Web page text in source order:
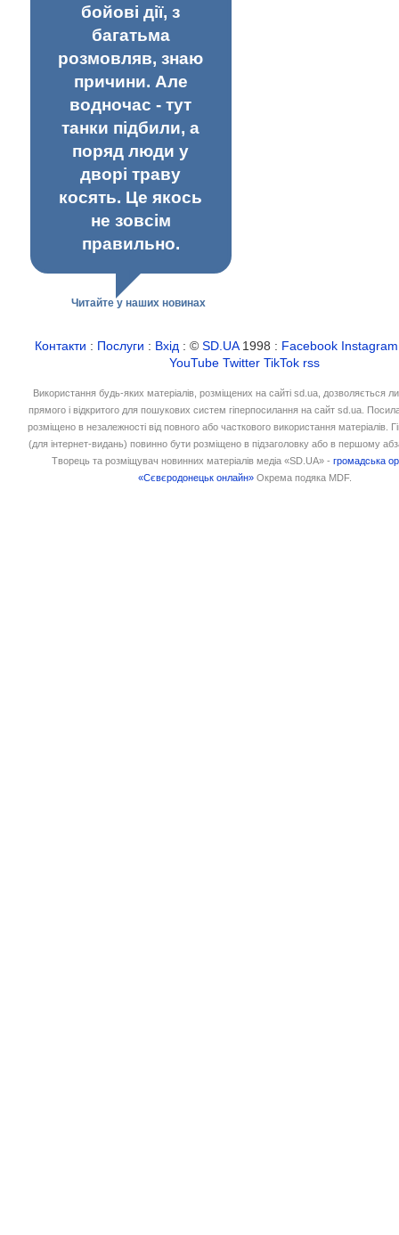
бойові дії, з
багатьма
розмовляв, знаю
причини. Але
водночас - тут
танки підбили, а
поряд люди у
дворі траву
косять. Це якось
не зовсім
правильно.
Читайте у наших новинах
Контакти : Послуги : Вхід : ©SD.UA1998 : Facebook Instagram
YouTube Twitter TikTok rss
Використання будь-яких матеріалів, розміщених на сайті sd.ua, дозволяється
прямого і відкритого для пошукових систем гіперпосилання на сайт sd.ua.
розміщено в незалежності від повного або часткового використання матеріалів.
(для інтернет-видань) повинно бути розміщено в підзаголовку або в першому
Творець та розміщувач новинних матеріалів медіа «SD.UA» -громадська
«Сєвєродонецьк онлайн» Окрема подяка MDF.